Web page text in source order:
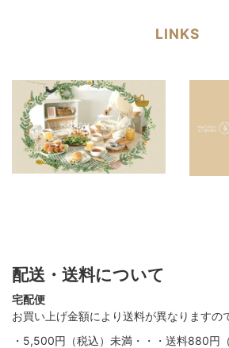
LINKS
配送・送料について
宅配便
お買い上げ金額により送料が異なりますの
・5,500円（税込）未満・・・送料880円